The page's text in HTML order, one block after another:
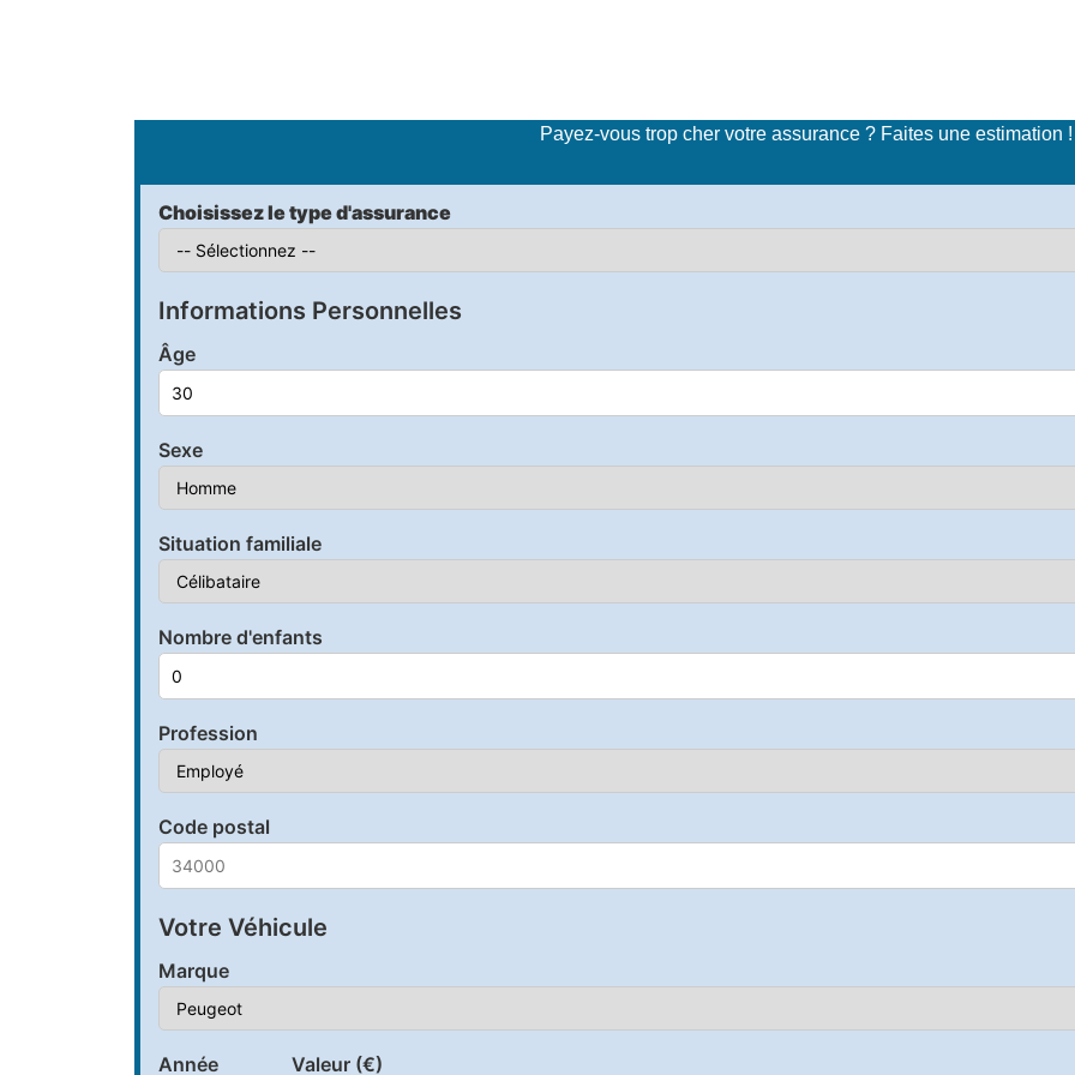
Payez-vous trop cher votre assurance ? Faites une estimation !
Choisissez le type d'assurance
Informations Personnelles
Âge
Sexe
Situation familiale
Nombre d'enfants
Profession
Code postal
Votre Véhicule
Marque
Année Valeur (€)